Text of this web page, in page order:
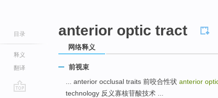
目录
释义
翻译
anterior optic tract
网络释义
前视束
... anterior occlusal traits 前咬合性状 anterior
technology 反义寡核苷酸技术 ...